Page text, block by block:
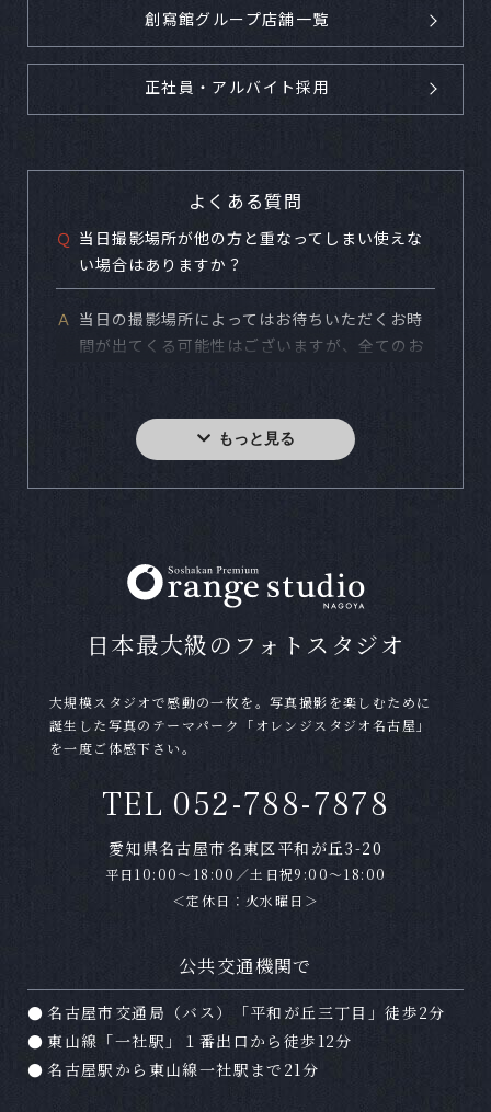
創寫館グループ店舗一覧
正社員・アルバイト採用
よくある質問
Ｑ 当日撮影場所が他の方と重なってしまい使えな
い場合はありますか？
Ａ 当日の撮影場所によってはお待ちいただくお時
間が出てくる可能性はございますが、全てのお
下さい。
ご予約を承ります。料金等わからない事なども
お気軽にお問い合わせ下さい。
Ａ はい。お客様のスマートフォン・携帯電話で撮
の妨げにならないようにご配慮下さい。タイミ
いますので、スタッフにご確認下さい。
撮影データはもらえますか？
はい。オレンジスタジオの撮影プランは全てデ
ータ付きのプランとなっております。データは
撮影日２週間後に専用サイトよりダウンロード
していただけます。
日本最大級のフォトスタジオ
大規模スタジオで感動の一枚を。写真撮影を楽しむために
誕生した写真のテーマパーク「オレンジスタジオ名古屋」
を一度ご体感下さい。
TEL 052-788-7878
愛知県名古屋市名東区平和が丘3-20
平日10:00～18:00／土日祝9:00～18:00
＜定休日：火水曜日＞
公共交通機関で
名古屋市交通局（バス）「平和が丘三丁目」徒歩2分
東山線「一社駅」１番出口から徒歩12分
名古屋駅から東山線一社駅まで21分